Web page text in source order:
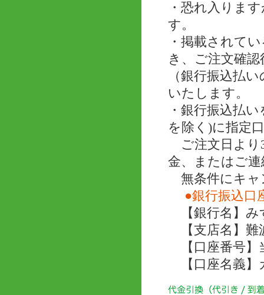
・恐れ入りま
す。
・掲載されて
き、ご注文確認
（銀行振込払
いたします。
・銀行振込払
を除く)に指定
ご注文日より
金、またはご
無条件にキャ
●銀行振込口
【銀行名】み
【支店名】難
【口座番号】
【口座名義】